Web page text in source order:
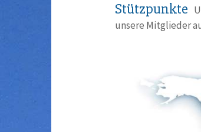
Stützpunkte
unsere Mitglieder